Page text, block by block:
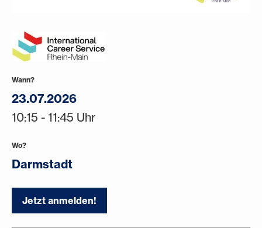
Wann?
23.07.2026
10:15 - 11:45 Uhr
Wo?
Darmstadt
Jetzt anmelden!